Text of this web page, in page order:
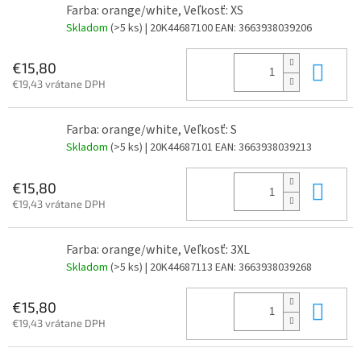
Farba: orange/white, Veľkosť: XS
Skladom (>5 ks) | 20K44687100EAN: 3663938039206
€15,80
€19,43 vrátane DPH
Farba: orange/white, Veľkosť: S
Skladom (>5 ks) | 20K44687101 EAN: 3663938039213
€15,80
€19,43 vrátane DPH
Farba: orange/white, Veľkosť: 3XL
Skladom (>5 ks) | 20K44687113 EAN: 3663938039268
€15,80
€19,43 vrátane DPH